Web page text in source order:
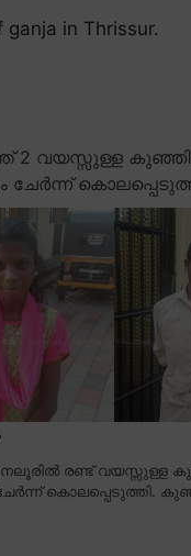
in Thrissur.
2 വയസ്സുള്ള
രണ്ട് വയസ്സുള്ള
കൊലപ്പെടുത്തി.